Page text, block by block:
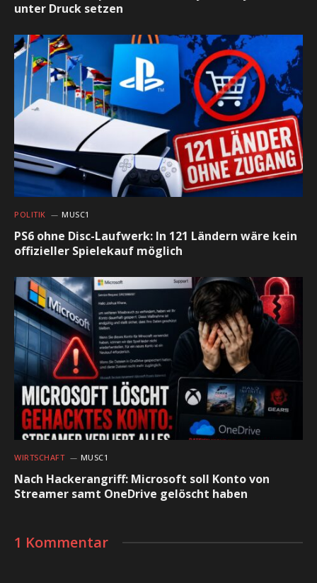
unter Druck setzen
POLITIK MUSC1
PS6 ohne Disc-Laufwerk: In 121 Ländern wäre kein
offizieller Spielekauf möglich
WIRTSCHAFT MUSC1
Nach Hackerangriff: Microsoft soll Konto von
Streamer samt OneDrive gelöscht haben
1 Kommentar